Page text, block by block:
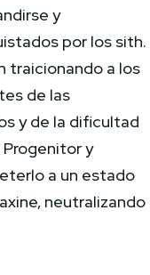
y
por los sith.
traicionando a los
de las
y de la dificultad
Progenitor y
a un estado
neutralizando